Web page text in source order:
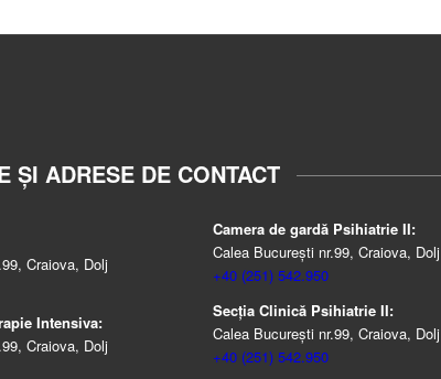
ȘI ADRESE DE CONTACT
Craiova, Dolj
Intensiva:
Craiova, Dolj
Camera de gardă Psihiatrie II:
Calea București nr.99, Craiova, Dolj
+40 (251) 542.950
Secția Clinică Psihiatrie II:
Calea București nr.99, Craiova, Dolj
+40 (251) 542.950